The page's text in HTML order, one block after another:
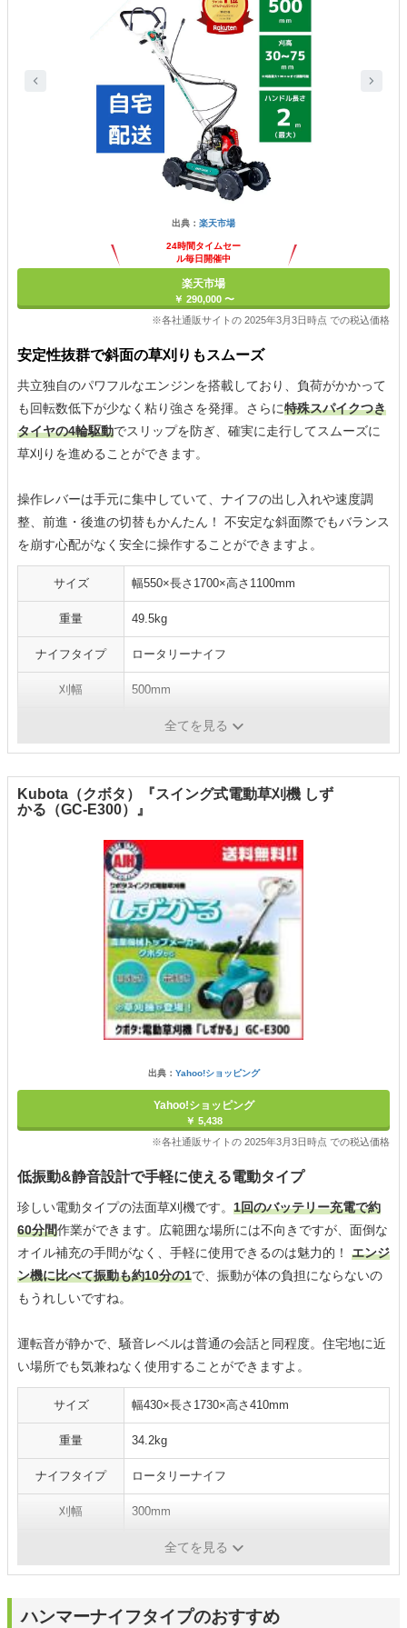
出典： 楽天市場
24時間タイムセー
ル毎日開催中
楽天市場
￥ 290,000 〜
※各社通販サイトの 2025年3月3日時点 での税込価格
安定性抜群で斜面の草刈りもスムーズ
共立独自のパワフルなエンジンを搭載しており、負荷がかかって
も回転数低下が少なく粘り強さを発揮。さらに特殊スパイクつき
タイヤの4輪駆動でスリップを防ぎ、確実に走行してスムーズに
草刈りを進めることができます。
操作レバーは手元に集中していて、ナイフの出し入れや速度調
整、前進・後進の切替もかんたん！ 不安定な斜面際でもバランス
を崩す心配がなく安全に操作することができますよ。
サイズ 幅550×長さ1700×高さ1100mm
重量 49.5kg
ナイフタイプ ロータリーナイフ
刈幅 500mm
35～70mm全てを見る
Kubota（クボタ）『スイング式電動草刈機 しず
かる（GC-E300）』
出典： Yahoo!ショッピング
Yahoo!ショッピング
￥ 5,438
※各社通販サイトの 2025年3月3日時点 での税込価格
低振動&静音設計で手軽に使える電動タイプ
珍しい電動タイプの法面草刈機です。 1回のバッテリー充電で約
60分間作業ができます。広範囲な場所には不向きですが、面倒な
オイル補充の手間がなく、手軽に使用できるのは魅力的！ エンジ
ン機に比べて振動も約10分の1で、振動が体の負担にならないの
もうれしいですね。
運転音が静かで、騒音レベルは普通の会話と同程度。住宅地に近
い場所でも気兼ねなく使用することができますよ。
サイズ 幅430×長さ1730×高さ410mm
重量 34.2kg
ナイフタイプ ロータリーナイフ
刈幅 300mm
19～31mm全てを見る
ハンマーナイフタイプのおすすめ